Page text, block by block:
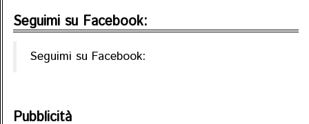
Seguimi su Facebook:
Seguimi su Facebook:
Pubblicità